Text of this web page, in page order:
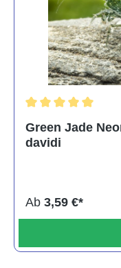
Green Jade
davidi
Ab 3,59 €*